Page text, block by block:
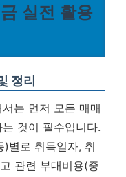
실전 활용
정리
는 먼저 모든 매매
것이 필수입니다.
별로 취득일자, 취
관련 부대비용(중